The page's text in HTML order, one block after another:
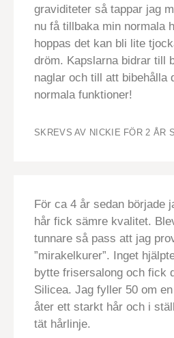
graviditeter så tappar jag
nu få tillbaka min normala
hoppas det kan bli lite
dröm. Kapslarna bidrar till
naglar och till att bibehålla
normala funktioner!
SKREVS AV NICKIE FÖR 2 ÅR
För ca 4 år sedan började
hår fick sämre kvalitet.
tunnare så pass att jag
”mirakelkurer”. Inget
bytte frisersalong och fick
Silicea. Jag fyller 50 om
åter ett starkt hår och i
tät hårlinje.